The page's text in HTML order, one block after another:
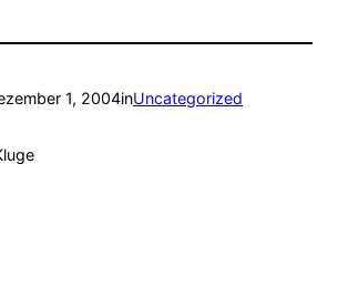
1, 2004inUncategorized